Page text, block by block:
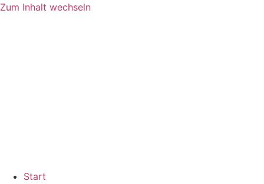
Zum Inhalt wechseln
Start